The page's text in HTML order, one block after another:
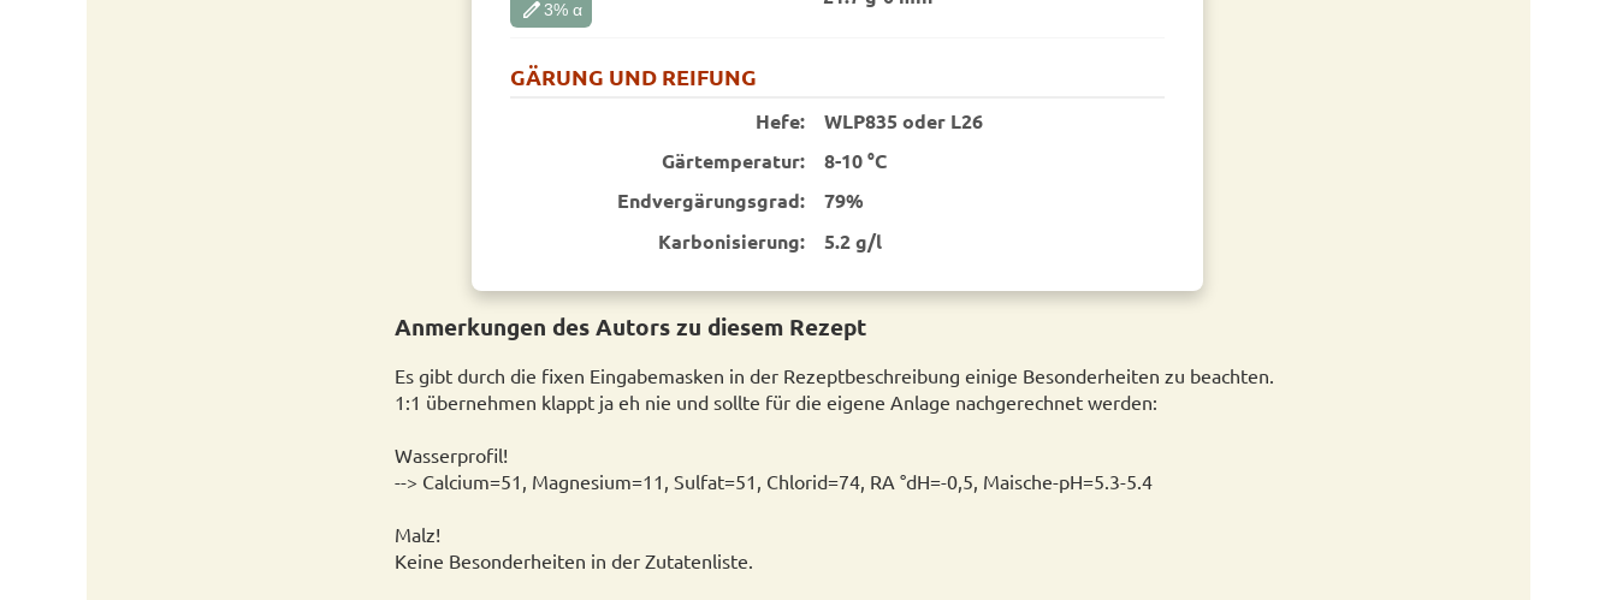
edit3% α
GÄRUNG UND REIFUNG
Hefe:
WLP835 oder L26
Gärtemperatur:
8-10 °C
End­vergärungsgrad:
79%
Karbonisierung:
5.2 g/l
Anmerkungen des Autors zu diesem Rezept
Es gibt durch die fixen Eingabemasken in der Rezeptbeschreibung einige Besonderheiten zu beachten.
1:1 übernehmen klappt ja eh nie und sollte für die eigene Anlage nachgerechnet werden:
Wasserprofil!
--> Calcium=51, Magnesium=11, Sulfat=51, Chlorid=74, RA °dH=-0,5, Maische-pH=5.3-5.4
Malz!
Keine Besonderheiten in der Zutatenliste.